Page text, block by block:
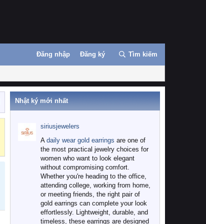
Đăng nhập Đăng ký Tìm kiếm
Nhật ký mới nhất
siriusjewelers
A daily wear gold earrings are one of
the most practical jewelry choices for
women who want to look elegant
without compromising comfort.
Whether you're heading to the office,
attending college, working from home,
or meeting friends, the right pair of
gold earrings can complete your look
effortlessly. Lightweight, durable, and
timeless, these earrings are designed